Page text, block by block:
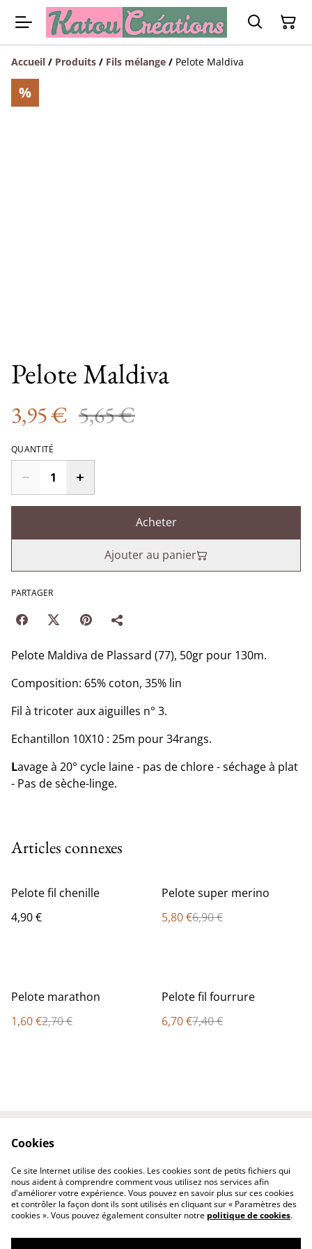
Accueil / Produits / Fils mélange / Pelote Maldiva
%
Pelote Maldiva
3,95 € 5,65 €
QUANTITÉ
Acheter
Ajouter au panier
PARTAGER
Pelote Maldiva de Plassard (77), 50gr pour 130m.
Composition: 65% coton, 35% lin
Fil à tricoter aux aiguilles n° 3.
Echantillon 10X10 : 25m pour 34rangs.
Lavage à 20° cycle laine - pas de chlore - séchage à plat
- Pas de sèche-linge.
Articles connexes
Pelote fil chenille
4,90 €
%
Pelote super merino
5,80 €6,90 €
%
Pelote marathon
1,60 €2,70 €
%
Pelote fil fourrure
6,70 €7,40 €
Politique de
confidentialité
Politique de cookies
Cookies
Ce site Internet utilise des cookies. Les cookies sont de petits fichiers qui
nous aident à comprendre comment vous utilisez nos services afin
d'améliorer votre expérience. Vous pouvez en savoir plus sur ces cookies
et contrôler la façon dont ils sont utilisés en cliquant sur « Paramètres des
cookies ». Vous pouvez également consulter notre politique de cookies.